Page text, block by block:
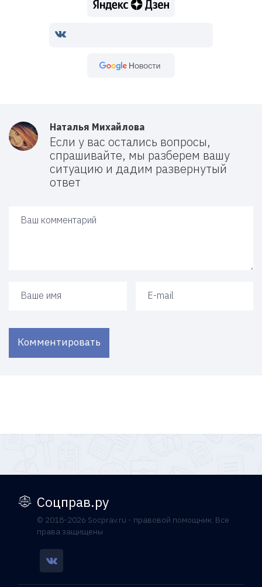
Наталья Михайлова
Если у вас остались вопросы,
спрашивайте, мы разберем вашу
ситуацию и дадим развернутый
ответ
Комментировать
Соцправ.ру
© 2018-2026 Socprav.ru - правовой помощник. Все
права защищены